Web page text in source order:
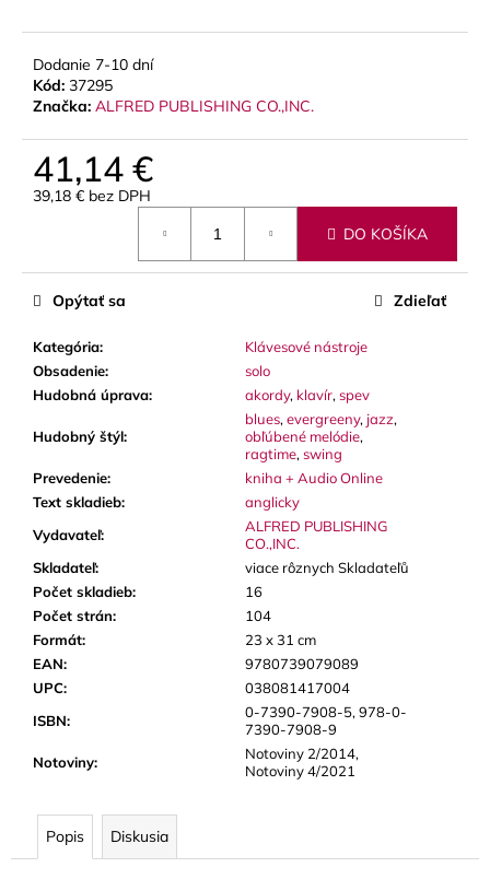
Dodanie 7-10 dní
Kód: 37295
Značka: ALFRED PUBLISHING CO.,INC.
41,14 €
39,18 € bez DPH
DO KOŠÍKA
Kategória:
Klávesové nástroje
Obsadenie:
solo
Hudobná úprava: akordy, klavír, spev
Hudobný štýl:
blues, evergreeny, jazz,
obľúbené melódie,
ragtime, swing
Prevedenie:
kniha + Audio Online
Text skladieb:
anglicky
Vydavateľ:
ALFRED PUBLISHING
CO.,INC.
Skladateľ:
viace rôznych Skladateľů
Počet skladieb:
16
Počet strán:
104
Formát:
23 x 31 cm
EAN:
9780739079089
UPC:
038081417004
ISBN:
0-7390-7908-5, 978-0-
7390-7908-9
Notoviny:
Notoviny 2/2014,
Notoviny 4/2021
Opýtať sa Zdieľať
Popis Diskusia
e
GEWA
MUSIC
GIGBAG
(PUZDRO)
PREMIUM,
TRÚBKY